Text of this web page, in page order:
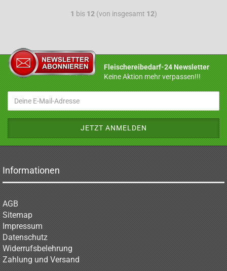
1 bis 12 (von insgesamt 12)
Fleischereibedarf-24 Newsletter
Keine Aktion mehr verpassen!!!
Informationen
AGB
Sitemap
Impressum
Datenschutz
Widerrufsbelehrung
Zahlung und Versand